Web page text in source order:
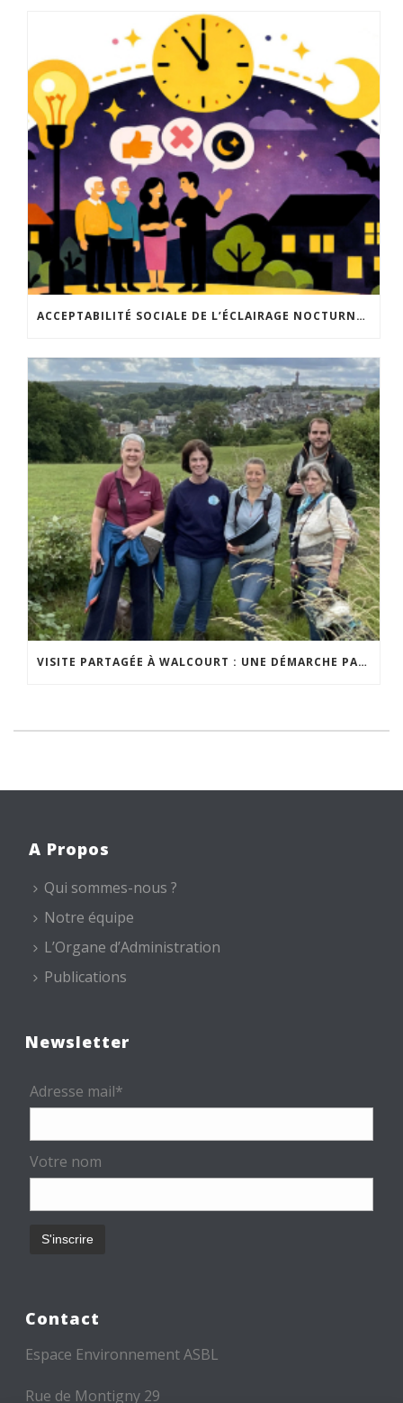
ACCEPTABILITÉ SOCIALE DE L’ÉCLAIRAGE NOCTURNE : LE REPLAY EST DISPONIBLE
VISITE PARTAGÉE À WALCOURT : UNE DÉMARCHE PARTICIPATIVE ANIMÉE PAR ESPACE ENVIRONNEMENT
A Propos
Qui sommes-nous ?
Notre équipe
L’Organe d’Administration
Publications
Newsletter
Adresse mail*
Votre nom
Contact
Espace Environnement ASBL
Rue de Montigny 29